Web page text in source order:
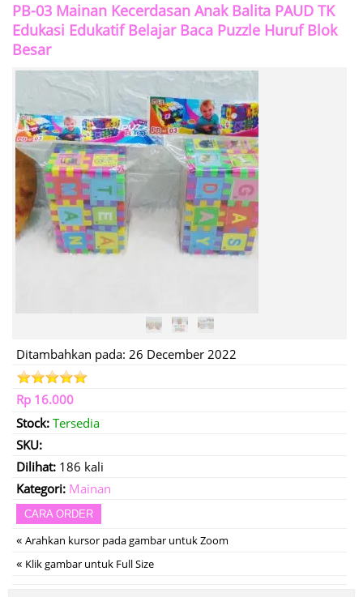
PB-03 Mainan Kecerdasan Anak Balita PAUD TK
Edukasi Edukatif Belajar Baca Puzzle Huruf Blok
Besar
Ditambahkan pada: 26 December 2022
Rp 16.000
Stock: Tersedia
SKU:
Dilihat: 186 kali
Kategori: Mainan
CARA ORDER
« Arahkan kursor pada gambar untuk Zoom
« Klik gambar untuk Full Size